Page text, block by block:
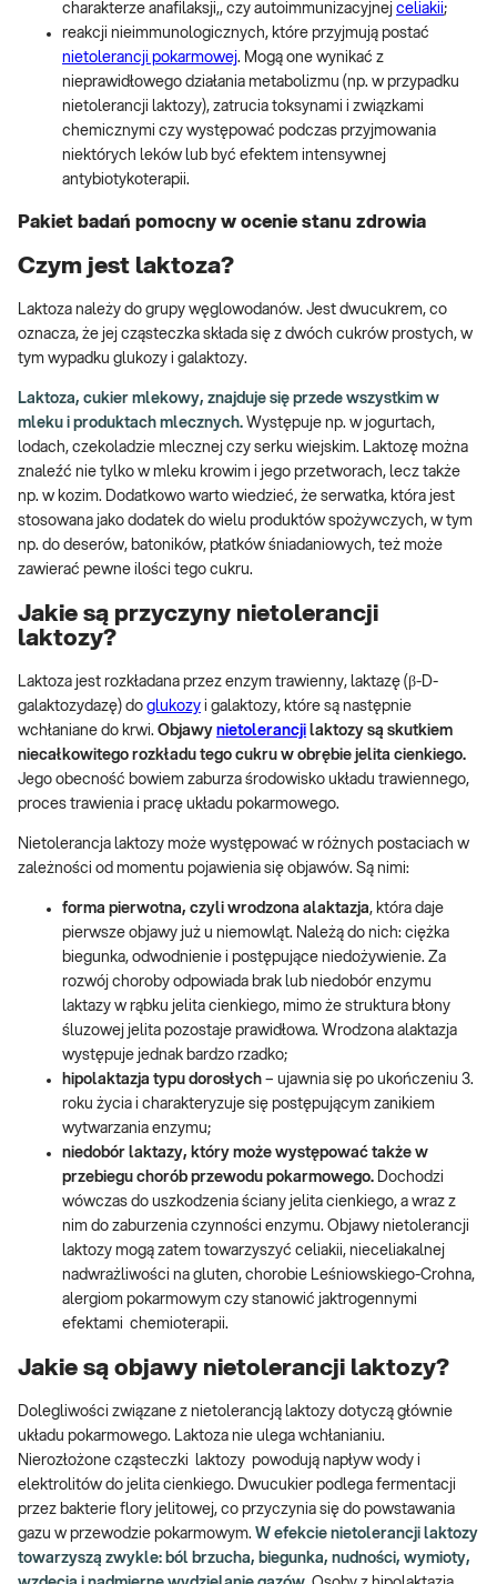
charakterze anafilaksji,, czy autoimmunizacyjnej celiakii;
reakcji nieimmunologicznych, które przyjmują postać
nietolerancji pokarmowej. Mogą one wynikać z
nieprawidłowego działania metabolizmu (np. w przypadku
nietolerancji laktozy), zatrucia toksynami i związkami
chemicznymi czy występować podczas przyjmowania
niektórych leków lub być efektem intensywnej
antybiotykoterapii.
Pakiet badań pomocny w ocenie stanu zdrowia
Czym jest laktoza?
Laktoza należy do grupy węglowodanów. Jest dwucukrem, co
oznacza, że jej cząsteczka składa się z dwóch cukrów prostych, w
tym wypadku glukozy i galaktozy.
Laktoza, cukier mlekowy, znajduje się przede wszystkim w
mleku i produktach mlecznych. Występuje np. w jogurtach,
lodach, czekoladzie mlecznej czy serku wiejskim. Laktozę można
znaleźć nie tylko w mleku krowim i jego przetworach, lecz także
np. w kozim. Dodatkowo warto wiedzieć, że serwatka, która jest
stosowana jako dodatek do wielu produktów spożywczych, w tym
np. do deserów, batoników, płatków śniadaniowych, też może
zawierać pewne ilości tego cukru.
Jakie są przyczyny nietolerancji
laktozy?
Laktoza jest rozkładana przez enzym trawienny, laktazę (β-D-
galaktozydazę) do glukozy i galaktozy, które są następnie
wchłaniane do krwi. Objawy nietolerancji laktozy są skutkiem
niecałkowitego rozkładu tego cukru w obrębie jelita cienkiego.
Jego obecność bowiem zaburza środowisko układu trawiennego,
proces trawienia i pracę układu pokarmowego.
Nietolerancja laktozy może występować w różnych postaciach w
zależności od momentu pojawienia się objawów. Są nimi:
forma pierwotna, czyli wrodzona alaktazja, która daje
pierwsze objawy już u niemowląt. Należą do nich: ciężka
biegunka, odwodnienie i postępujące niedożywienie. Za
rozwój choroby odpowiada brak lub niedobór enzymu
laktazy w rąbku jelita cienkiego, mimo że struktura błony
śluzowej jelita pozostaje prawidłowa. Wrodzona alaktazja
występuje jednak bardzo rzadko;
hipolaktazja typu dorosłych – ujawnia się po ukończeniu 3.
roku życia i charakteryzuje się postępującym zanikiem
wytwarzania enzymu;
niedobór laktazy, który może występować także w
przebiegu chorób przewodu pokarmowego. Dochodzi
wówczas do uszkodzenia ściany jelita cienkiego, a wraz z
nim do zaburzenia czynności enzymu. Objawy nietolerancji
laktozy mogą zatem towarzyszyć celiakii, nieceliakalnej
nadwrażliwości na gluten, chorobie Leśniowskiego-Crohna,
alergiom pokarmowym czy stanowić jaktrogennymi
efektami chemioterapii.
Jakie są objawy nietolerancji laktozy?
Dolegliwości związane z nietolerancją laktozy dotyczą głównie
układu pokarmowego. Laktoza nie ulega wchłanianiu.
Nierozłożone cząsteczki laktozy powodują napływ wody i
elektrolitów do jelita cienkiego. Dwucukier podlega fermentacji
przez bakterie flory jelitowej, co przyczynia się do powstawania
gazu w przewodzie pokarmowym. W efekcie nietolerancji laktozy
towarzyszą zwykle: ból brzucha, biegunka, nudności, wymioty,